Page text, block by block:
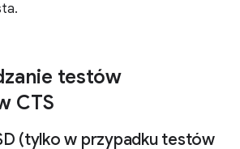
testów
CTS
(tylko w przypadku testów